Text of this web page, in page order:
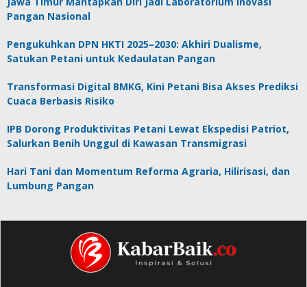
Pangan Nasional
Pengukuhkan DPN HKTI 2025–2030: Akhiri Dualisme,
Satukan Petani untuk Kedaulatan Pangan
Transformasi Digital BMKG, Kini Petani Bisa Akses Prediksi
Cuaca Berbasis Risiko
IPB Dorong Produktivitas Petani Lewat Ekspedisi Patriot,
Salurkan Benih Unggul di Kawasan Transmigrasi
Hari Tani dan Momentum Reforma Agraria, Hilirisasi, dan
Lumbung Pangan